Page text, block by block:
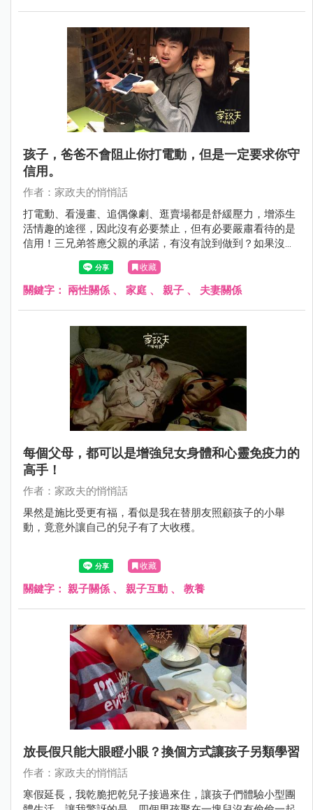
孩子，爸爸不會阻止你打電動，但是一定要求你守
信用。
作者：家政夫的悄悄話
打電動、看漫畫、追偶像劇、逛賣場都是舒緩壓力，增添生
活情趣的途徑，因此沒有必要禁止，但有必要嚴肅看待的是
信用！三兄弟答應父親的承諾，有沒有說到做到？如果沒
有，會不會因此內疚、害羞，不敢直視父親？
收藏
關鍵字： 兩性關係 、 家庭 、 親子 、 夫妻關係
每個父母，都可以是增強兒女身體和心靈免疫力的
高手！
作者：家政夫的悄悄話
果然是施比受更有福，看似是我在替朋友照顧孩子的小舉
動，竟意外讓自己的兒子有了大收穫。
收藏
關鍵字： 親子關係 、 親子互動 、 教養
放長假只能大眼瞪小眼？換個方式讓孩子另類學習
作者：家政夫的悄悄話
寒假延長，我乾脆把乾兒子接過來住，讓孩子們體驗小型團